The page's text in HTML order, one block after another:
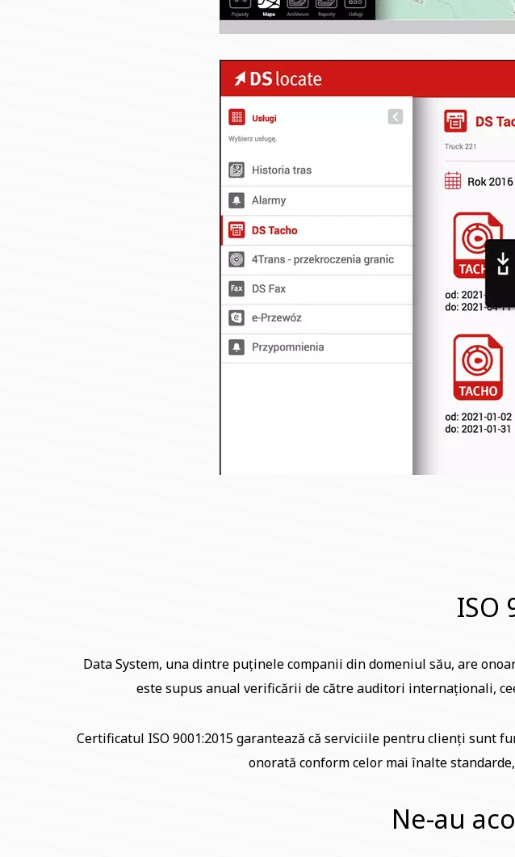
ISO
Data System, una dintre puținele companii din domeniul său, are
este supus anual verificării de către auditori internaționali,
Certificatul ISO 9001:2015 garantează că serviciile pentru clienți sunt
onorată conform celor mai înalte
Ne-au